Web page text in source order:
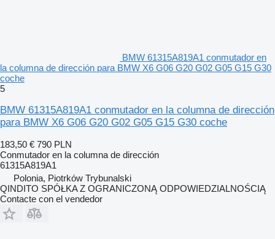
BMW 61315A819A1 conmutador en
la columna de dirección para BMW X6 G06 G20 G02 G05 G15 G30
coche
5
BMW 61315A819A1 conmutador en la columna de dirección
para BMW X6 G06 G20 G02 G05 G15 G30 coche
183,50 € 790 PLN
Conmutador en la columna de dirección
61315A819A1
Polonia, Piotrków Trybunalski
QINDITO SPÓŁKA Z OGRANICZONĄ ODPOWIEDZIALNOŚCIĄ
Contacte con el vendedor